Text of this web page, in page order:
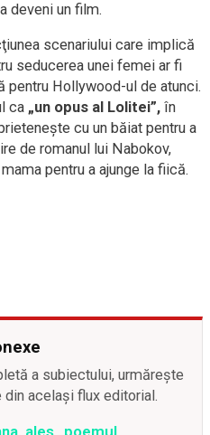
deveni un film.
scenariului care implică
seducerea unei femei ar fi
Hollywood-ul de atunci.
ca „un opus al Lolitei”, în
cu un băiat pentru a
de romanul lui Nabokov,
pentru a ajunge la fiică.
a subiectului, urmărește
același flux editorial.